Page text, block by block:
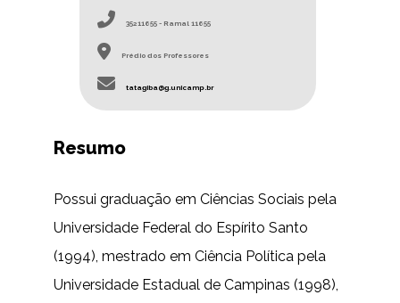
35211655 - Ramal 11655
Prédio dos Professores
tatagiba@g.unicamp.br
Resumo
Possui graduação em Ciências Sociais pela
Universidade Federal do Espírito Santo
(1994), mestrado em Ciência Política pela
Universidade Estadual de Campinas (1998),